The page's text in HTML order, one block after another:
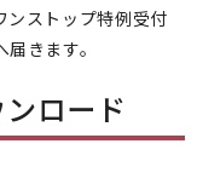
ンストップ特例受付
きます。
ロード